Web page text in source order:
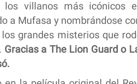
villanos más icónicos
a Mufasa y nombrándose
grandes misterios que
Gracias a The Lion Guard o